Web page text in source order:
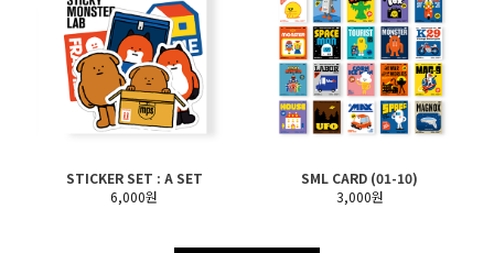
STICKER SET : A SET
6,000원
SML CARD (01-10)
3,000원